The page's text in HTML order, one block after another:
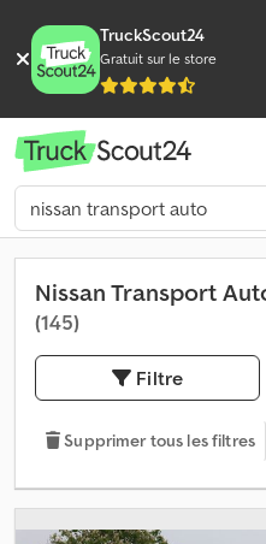
TruckScout24
Gratuit sur le store
Nissan Transport
(145)
Filtre
Supprimer tous les filtres